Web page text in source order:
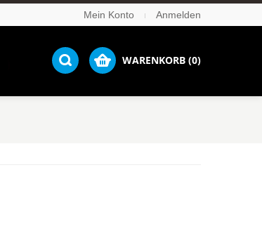
Mein Konto Anmelden
WARENKORB (0)